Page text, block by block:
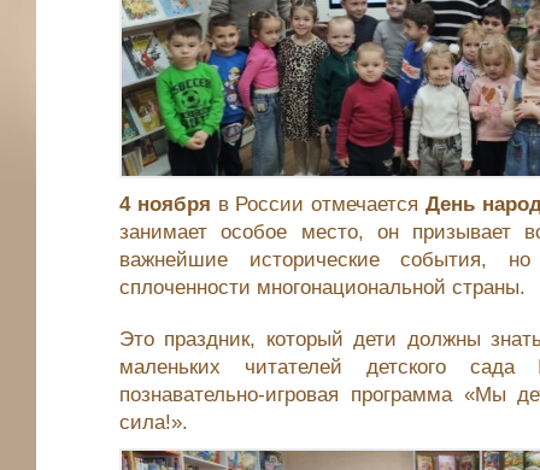
4 ноября в России отмечается День
занимает особое место, он призывает
важнейшие исторические события,
сплоченности многонациональной страны.
Это праздник, который дети должны
маленьких читателей детского
познавательно-игровая программа «Мы
сила!».